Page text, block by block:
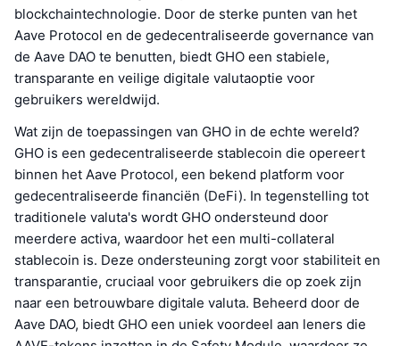
blockchaintechnologie. Door de sterke punten van het
Aave Protocol en de gedecentraliseerde governance van
de Aave DAO te benutten, biedt GHO een stabiele,
transparante en veilige digitale valutaoptie voor
gebruikers wereldwijd.
Wat zijn de toepassingen van GHO in de echte wereld?
GHO is een gedecentraliseerde stablecoin die opereert
binnen het Aave Protocol, een bekend platform voor
gedecentraliseerde financiën (DeFi). In tegenstelling tot
traditionele valuta's wordt GHO ondersteund door
meerdere activa, waardoor het een multi-collateral
stablecoin is. Deze ondersteuning zorgt voor stabiliteit en
transparantie, cruciaal voor gebruikers die op zoek zijn
naar een betrouwbare digitale valuta. Beheerd door de
Aave DAO, biedt GHO een uniek voordeel aan leners die